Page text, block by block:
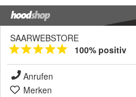
SAARWEBSTORE
100% positiv
Anrufen
Merken